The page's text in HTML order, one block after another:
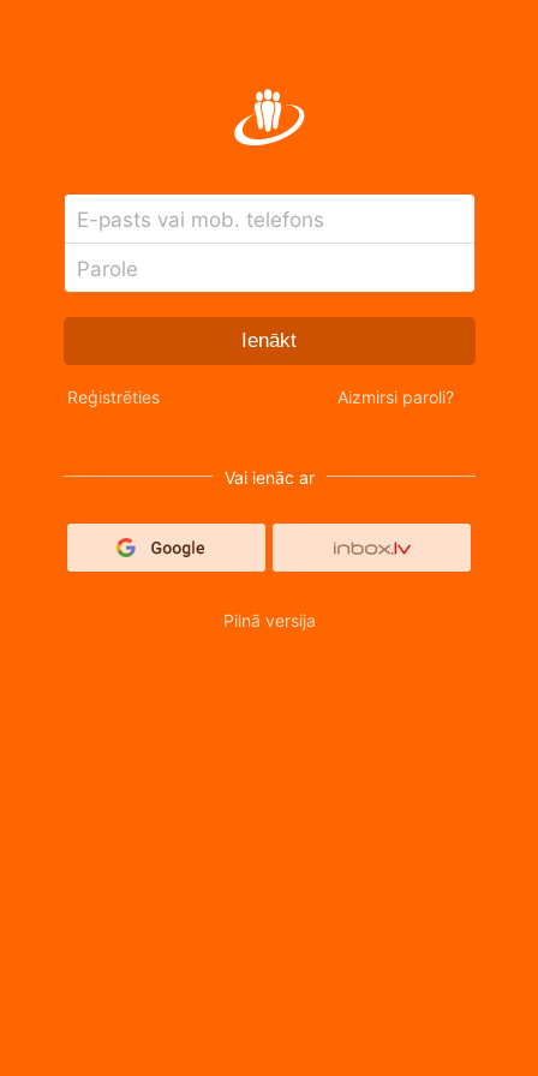
E-pasts vai mob. telefons
Parole
Ienākt
Reģistrēties Aizmirsi paroli?
Vai ienāc ar
Pilnā versija